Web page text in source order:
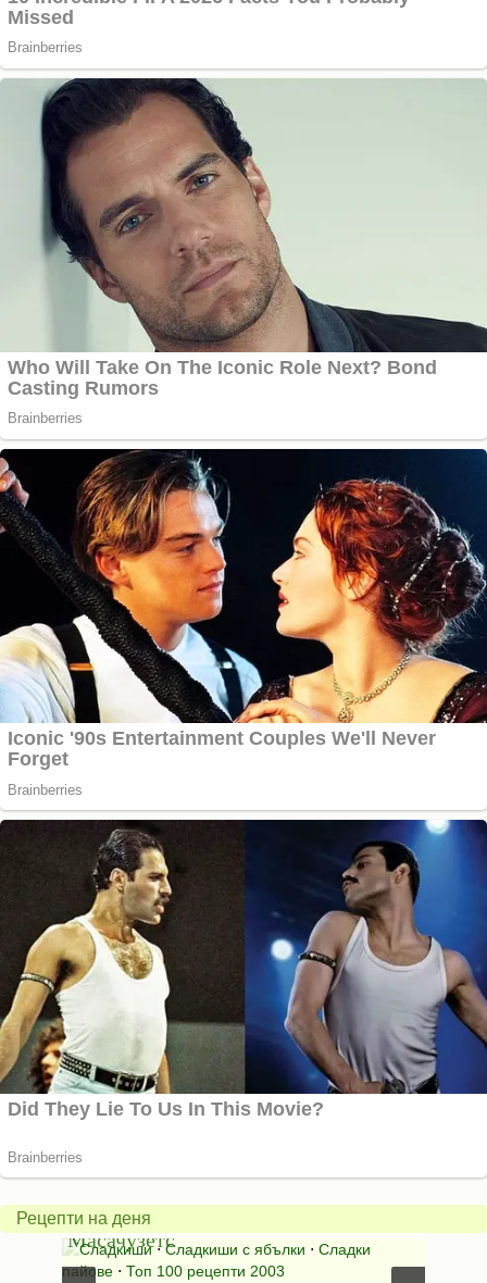
Рецепти на деня
Американски
ябълков
пай
от
Масачузетс
Сладкиши⋅Сладкиши с ябълки ⋅ Сладки
пайове ⋅ Топ 100 рецепти 2003
питка
на
мама